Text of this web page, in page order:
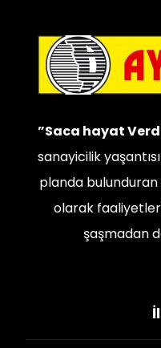
”Saca hayat
sanayicilik
planda
olarak
şaşmadan